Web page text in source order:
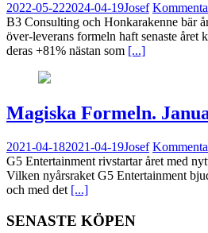
2022-05-222024-04-19Josef
B3 Consulting och Honkarakenne bär
över-leverans formeln haft senaste året
deras +81% nästan som [...]
Magiska Formeln.
2021-04-182021-04-19Josef
G5 Entertainment rivstartar året med
Vilken nyårsraket G5 Entertainment
och med det [...]
SENASTE KÖPEN